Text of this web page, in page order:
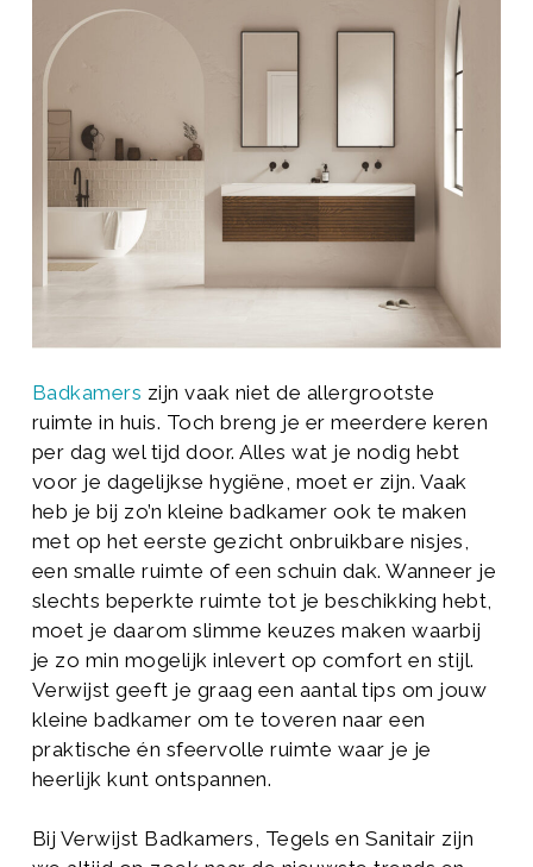
Badkamers zijn vaak niet de allergrootste
ruimte in huis. Toch breng je er meerdere keren
per dag wel tijd door. Alles wat je nodig hebt
voor je dagelijkse hygiëne, moet er zijn. Vaak
heb je bij zo’n kleine badkamer ook te maken
met op het eerste gezicht onbruikbare nisjes,
een smalle ruimte of een schuin dak. Wanneer je
slechts beperkte ruimte tot je beschikking hebt,
moet je daarom slimme keuzes maken waarbij
je zo min mogelijk inlevert op comfort en stijl.
Verwijst geeft je graag een aantal tips om jouw
kleine badkamer om te toveren naar een
praktische én sfeervolle ruimte waar je je
heerlijk kunt ontspannen.
Bij Verwijst Badkamers, Tegels en Sanitair zijn